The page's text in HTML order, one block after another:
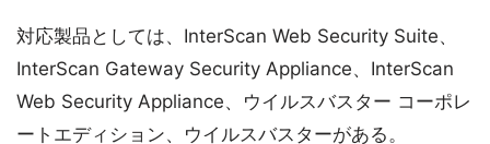
対応製品としては、InterScan Web Security Suite、
InterScan Gateway Security Appliance、InterScan
Web Security Appliance、ウイルスバスター コーポレ
ートエディション、ウイルスバスターがある。